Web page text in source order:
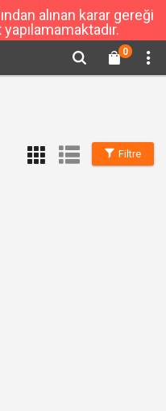
alınan karar gereği
0
Filtre